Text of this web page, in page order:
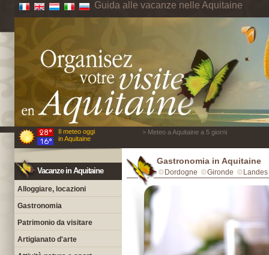
Guida alle vacanze nelle Aquitaine
Il meteo oggi
in Aquitaine
> Meteo a Aquitaine a 5 giorni
Vacanze in Aquitaine
Alloggiare, locazioni
Gastronomia
Patrimonio da visitare
Artigianato d'arte
Gastronomia in Aquitaine
Dordogne Gironde Landes